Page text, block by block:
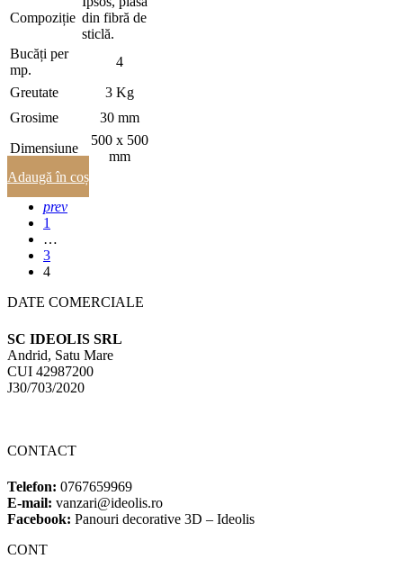
Compoziție din fibră de
sticlă.
Bucăți per
mp.
4
Greutate
3 Kg
Grosime
30 mm
Dimensiune
500 x 500
mm
Adaugă în coș
prev
1
…
3
4
DATE COMERCIALE
SC IDEOLIS SRL
Andrid, Satu Mare
CUI 42987200
J30/703/2020
CONTACT
Telefon: 0767659969
E-mail: vanzari@ideolis.ro
Facebook: Panouri decorative 3D – Ideolis
CONT